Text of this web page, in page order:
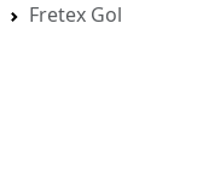
Fretex Gol